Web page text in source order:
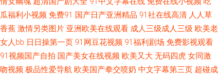
频 国产第一页在线视频 欧美另类第一页 亚洲第一在线综合网站 变态另类第8
亲子乱子伦xxxx 亚洲性爱免费观看视频 大香蕉伊人网久久 蜜桃深夜福利 无
瓜福利小视频 免费91 国产日产亚洲精品 91社在线高清 人人草
香蕉 激情另类图片 亚洲欧美在线观看 成人三级成人三级 欧美老
女人bb 日日操第一页 91网豆花视频 91福利剧场 免费影视观看
91视频国产自拍 国产美女在线视频 欧美又大 无码四虎 女同激
吻视频 极品性爱导航 欧美国产拳交喷奶 中文字幕第三页 超碰成